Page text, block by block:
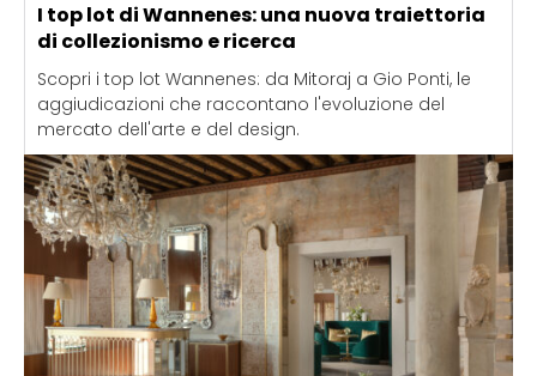
I top lot di Wannenes: una nuova traiettoria
di collezionismo e ricerca
Scopri i top lot Wannenes: da Mitoraj a Gio Ponti, le
aggiudicazioni che raccontano l'evoluzione del
mercato dell'arte e del design.